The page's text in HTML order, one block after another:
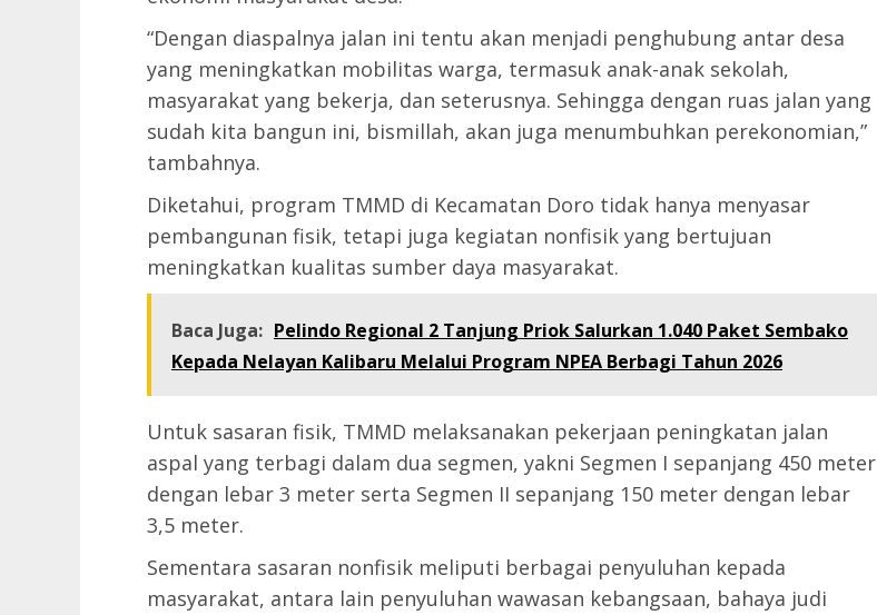
“Dengan diaspalnya jalan ini tentu akan menjadi penghubung antar desa
yang meningkatkan mobilitas warga, termasuk anak-anak sekolah,
masyarakat yang bekerja, dan seterusnya. Sehingga dengan ruas jalan yang
sudah kita bangun ini, bismillah, akan juga menumbuhkan perekonomian,”
tambahnya.
Diketahui, program TMMD di Kecamatan Doro tidak hanya menyasar
pembangunan fisik, tetapi juga kegiatan nonfisik yang bertujuan
meningkatkan kualitas sumber daya masyarakat.
Baca Juga: Pelindo Regional 2 Tanjung Priok Salurkan 1.040 Paket Sembako
Kepada Nelayan Kalibaru Melalui Program NPEA Berbagi Tahun 2026
Untuk sasaran fisik, TMMD melaksanakan pekerjaan peningkatan jalan
aspal yang terbagi dalam dua segmen, yakni Segmen I sepanjang 450 meter
dengan lebar 3 meter serta Segmen II sepanjang 150 meter dengan lebar
3,5 meter.
Sementara sasaran nonfisik meliputi berbagai penyuluhan kepada
masyarakat, antara lain penyuluhan wawasan kebangsaan, bahaya judi